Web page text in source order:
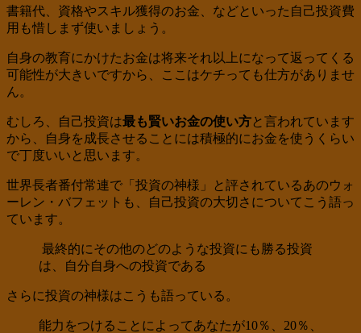
書籍代、資格やスキル獲得のお金、などといった自己投資費
用も惜しまず使いましょう。
自身の教育にかけたお金は将来それ以上になって返ってくる
可能性が大きいですから、ここはケチっても仕方がありませ
ん。
むしろ、自己投資は最も賢いお金の使い方と言われています
から、自身を成長させることには積極的にお金を使うくらい
で丁度いいと思います。
世界長者番付常連で「投資の神様」と評されているあのウォ
ーレン・バフェットも、自己投資の大切さについてこう語っ
ています。
最終的にその他のどのような投資にも勝る投資
は、自分自身への投資である
さらに投資の神様はこうも語っている。
能力をつけることによってあなたが10％、20％、